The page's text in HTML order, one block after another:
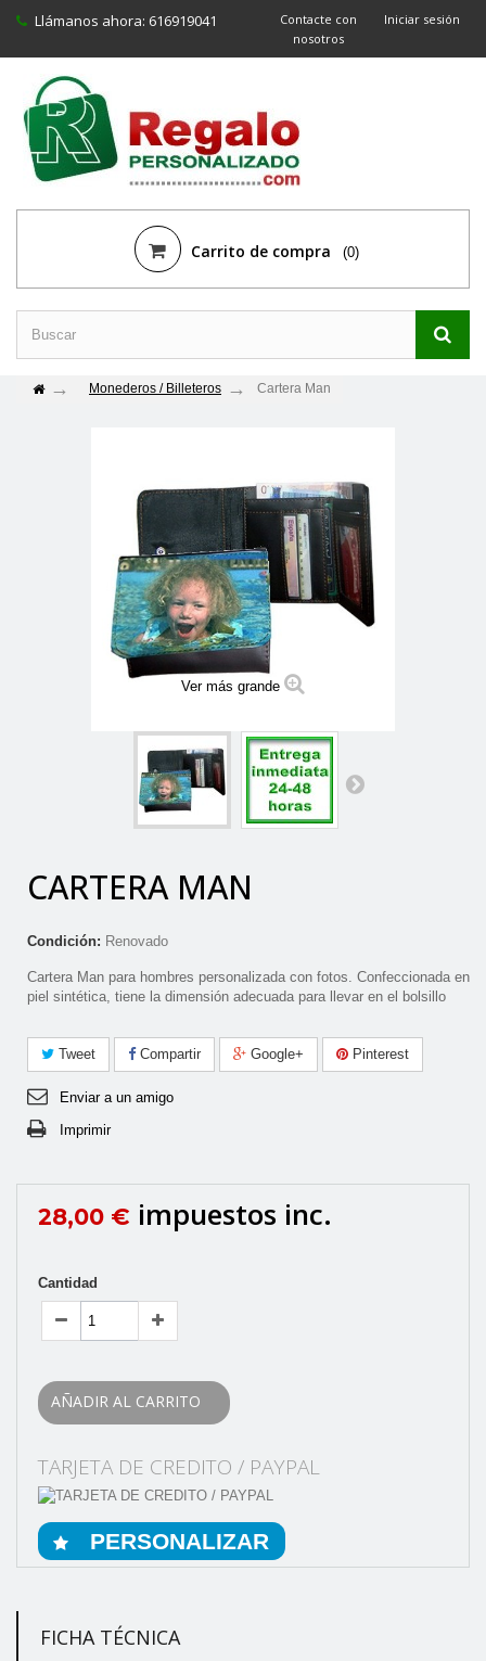
Iniciar sesión
Contacte con
nosotros
Llámanos ahora: 616919041
Carrito de compra (0)
Monederos / Billeteros Cartera Man
Ver más grande
CARTERA MAN
Condición: Renovado
Cartera Man para hombres personalizada con fotos. Confeccionada en
piel sintética, tiene la dimensión adecuada para llevar en el bolsillo
Tweet Compartir Google+ Pinterest
Enviar a un amigo
Imprimir
28,00 € impuestos inc.
Cantidad
AÑADIR AL CARRITO
TARJETA DE CREDITO / PAYPAL
PERSONALIZAR
FICHA TÉCNICA